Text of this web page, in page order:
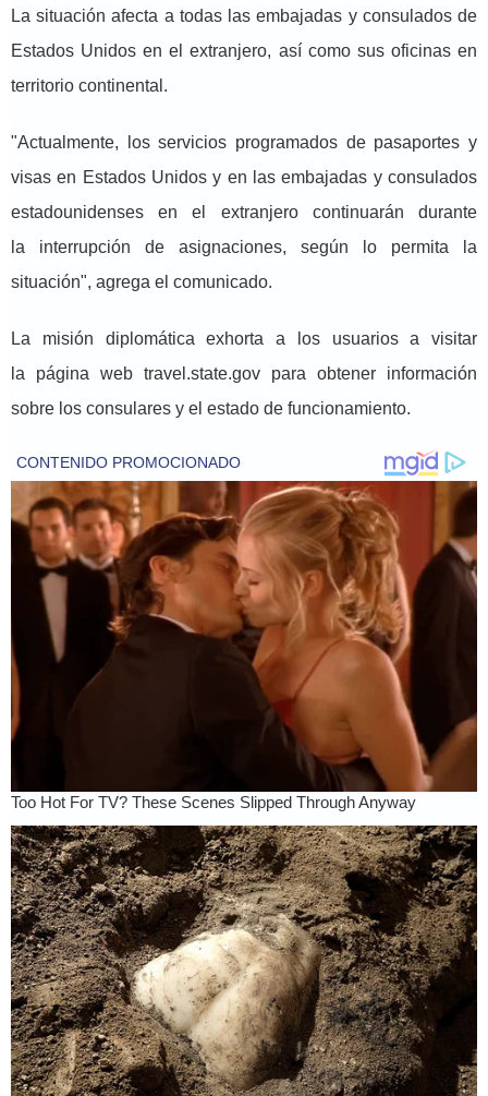
La situación afecta a todas las embajadas y consulados de
Estados Unidos en el extranjero, así como sus oficinas en
territorio continental.
"Actualmente, los servicios programados de pasaportes y
visas en Estados Unidos y en las embajadas y consulados
estadounidenses en el extranjero continuarán durante
la interrupción de asignaciones, según lo permita la
situación", agrega el comunicado.
La misión diplomática exhorta a los usuarios a visitar
la página web travel.state.gov para obtener información
sobre los consulares y el estado de funcionamiento.